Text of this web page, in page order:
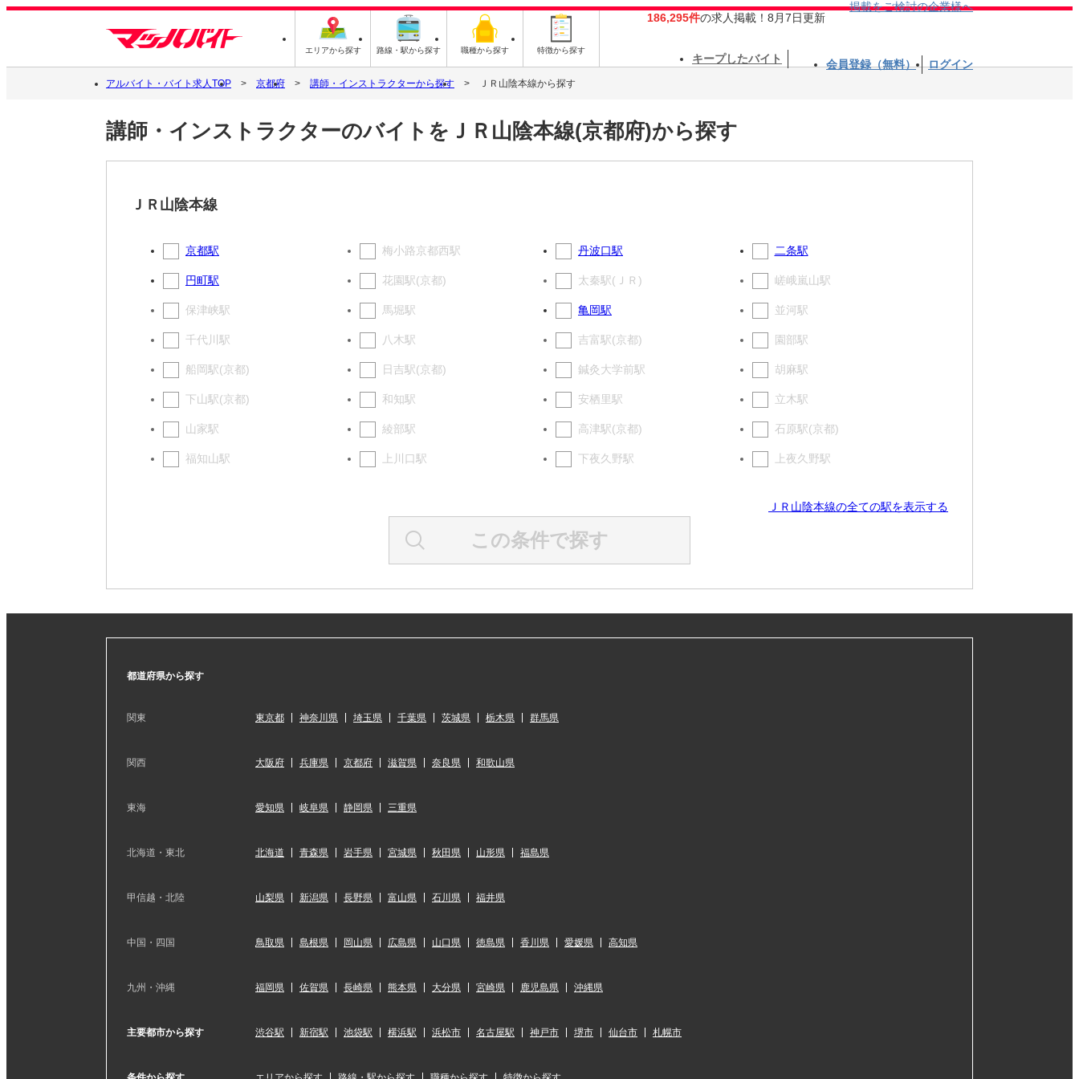
エリアから探す 路線・駅から探す 職種から探す 特徴から探す
186,295件の求人掲載！8月7日更新
掲載をご検討の企業様へ
キープしたバイト 会員登録（無料） ログイン
アルバイト・バイト求人TOP 京都府 講師・インストラクターから探す ＪＲ山陰本線から探す
講師・インストラクターのバイトをＪＲ山陰本線(京都府)から探す
ＪＲ山陰本線
京都駅 梅小路京都西駅 丹波口駅 二条駅
円町駅 花園駅(京都) 太秦駅(ＪＲ) 嵯峨嵐山駅
保津峡駅 馬堀駅 亀岡駅 並河駅
千代川駅 八木駅 吉富駅(京都) 園部駅
船岡駅(京都) 日吉駅(京都) 鍼灸大学前駅 胡麻駅
下山駅(京都) 和知駅 安栖里駅 立木駅
山家駅 綾部駅 高津駅(京都) 石原駅(京都)
福知山駅 上川口駅 下夜久野駅 上夜久野駅
ＪＲ山陰本線の全ての駅を表示する
この条件で探す
都道府県から探す
関東 東京都 神奈川県 埼玉県 千葉県 茨城県 栃木県 群馬県
関西 大阪府 兵庫県 京都府 滋賀県 奈良県 和歌山県
東海 愛知県 岐阜県 静岡県 三重県
北海道・東北 北海道 青森県 岩手県 宮城県 秋田県 山形県 福島県
甲信越・北陸 山梨県 新潟県 長野県 富山県 石川県 福井県
中国・四国 鳥取県 島根県 岡山県 広島県 山口県 徳島県 香川県 愛媛県 高知県
九州・沖縄 福岡県 佐賀県 長崎県 熊本県 大分県 宮崎県 鹿児島県 沖縄県
主要都市から探す 渋谷駅 新宿駅 池袋駅 横浜駅 浜松市 名古屋駅 神戸市 堺市 仙台市 札幌市